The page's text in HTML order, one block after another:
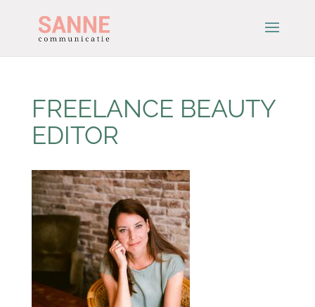
FREELANCE BEAUTY
EDITOR